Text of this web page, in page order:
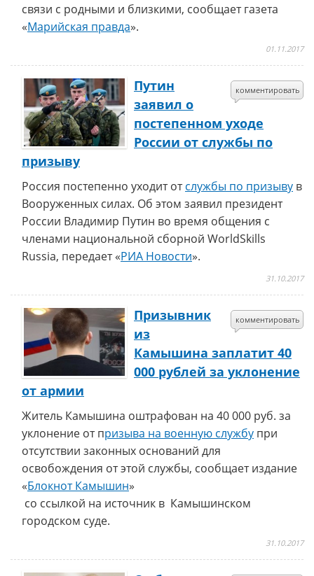
связи с родными и близкими, сообщает газета
«Марийская правда».
01.11.2017
комментировать
Путин
заявил о
постепенном уходе
России от службы по
призыву
Россия постепенно уходит отслужбы по призыву в
Вооруженных силах. Об этом заявил президент
России Владимир Путин во время общения с
членами национальной сборной WorldSkills
Russia, передает «РИА Новости».
31.10.2017
комментировать
Призывник
из
Камышина заплатит 40
000 рублей за уклонение
от армии
Житель Камышина оштрафован на 40 000 руб. за
уклонение от призыва на военную службу при
отсутствии законных оснований для
освобождения от этой службы, сообщает издание
«Блокнот Камышин»
со ссылкой на источник в Камышинском
городском суде.
31.10.2017